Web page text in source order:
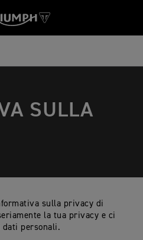
SULLA
sulla privacy di
la tua privacy e ci
dati personali.